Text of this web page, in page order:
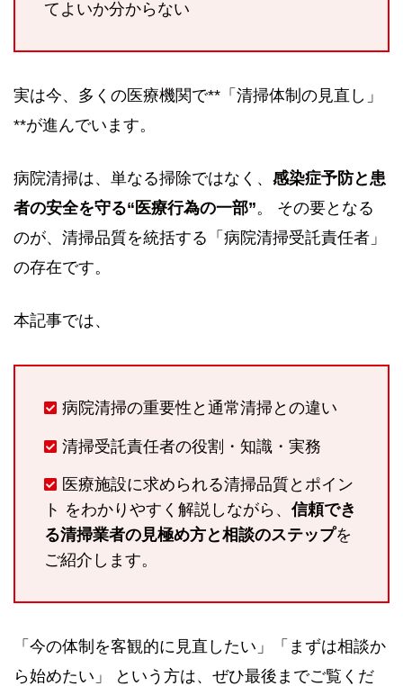
てよいか分からない
実は今、多くの医療機関で**「清掃体制の見直し」
**が進んでいます。
病院清掃は、単なる掃除ではなく、 感染症予防と患
者の安全を守る“医療行為の一部”。 その要となる
のが、清掃品質を統括する「病院清掃受託責任者」
の存在です。
本記事では、
病院清掃の重要性と通常清掃との違い
清掃受託責任者の役割・知識・実務
医療施設に求められる清掃品質とポイン
ト をわかりやすく解説しながら、 信頼でき
る清掃業者の見極め方と相談のステップを
ご紹介します。
「今の体制を客観的に見直したい」「まずは相談か
ら始めたい」 という方は、ぜひ最後までご覧くだ